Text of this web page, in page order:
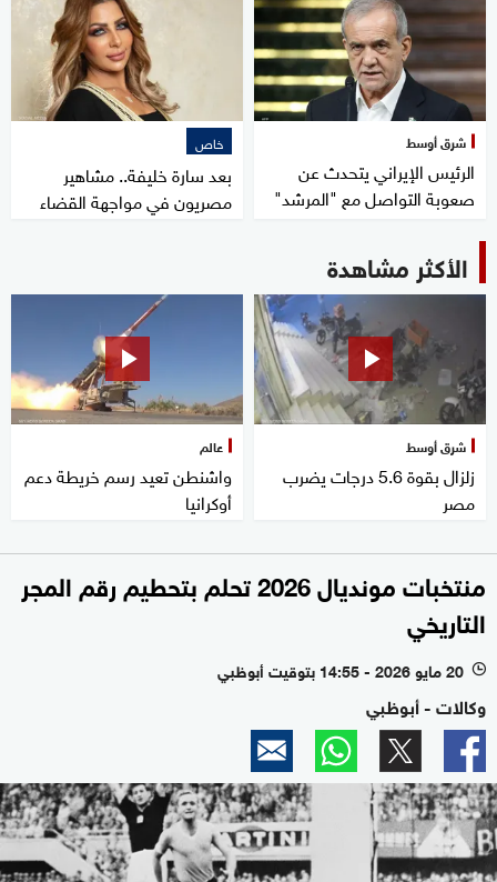
شرق أوسط
الرئيس الإيراني يتحدث عن
صعوبة التواصل مع "المرشد"
خاص
بعد سارة خليفة.. مشاهير
مصريون في مواجهة القضاء
الأكثر مشاهدة
شرق أوسط
زلزال بقوة 5.6 درجات يضرب
مصر
عالم
واشنطن تعيد رسم خريطة دعم
أوكرانيا
منتخبات مونديال 2026 تحلم بتحطيم رقم المجر
التاريخي
l 20 مايو 2026 - 14:55 بتوقيت أبوظبي
وكالات - أبوظبي